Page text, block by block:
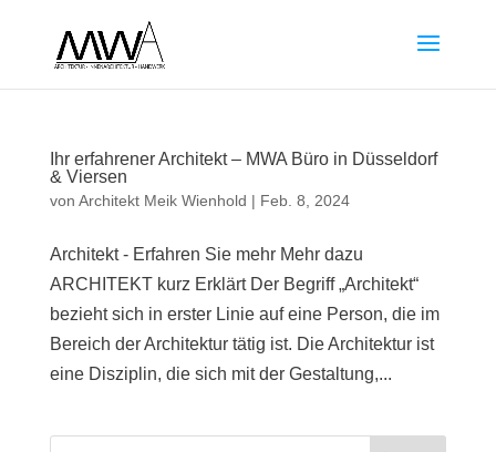
Ihr erfahrener Architekt – MWA Büro in Düsseldorf
& Viersen
von Architekt Meik Wienhold | Feb. 8, 2024
Architekt - Erfahren Sie mehr Mehr dazu
ARCHITEKT kurz Erklärt Der Begriff „Architekt“
bezieht sich in erster Linie auf eine Person, die im
Bereich der Architektur tätig ist. Die Architektur ist
eine Disziplin, die sich mit der Gestaltung,...